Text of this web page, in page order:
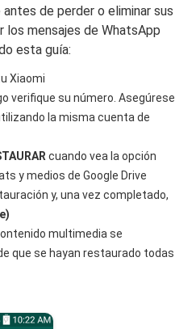
de perder o eliminar sus
los mensajes de WhatsApp
esta guía:
Xiaomi
verifique su número. Asegúrese
la misma cuenta de
cuando vea la opción
y medios de Google Drive
y, una vez completado,
multimedia se
que se hayan restaurado todas